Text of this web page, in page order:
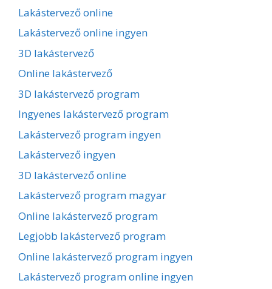
Lakástervező online
Lakástervező online ingyen
3D lakástervező
Online lakástervező
3D lakástervező program
Ingyenes lakástervező program
Lakástervező program ingyen
Lakástervező ingyen
3D lakástervező online
Lakástervező program magyar
Online lakástervező program
Legjobb lakástervező program
Online lakástervező program ingyen
Lakástervező program online ingyen